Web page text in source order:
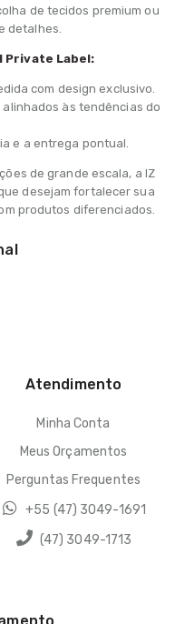
de tecidos premium ou
detalhes.
Private Label:
com design exclusivo.
às tendências do
e a entrega pontual.
de grande escala, a IZ
desejam fortalecer sua
produtos diferenciados.
Atendimento
Minha Conta
Meus Orçamentos
Perguntas Frequentes
+55 (47) 3049-1691
(47) 3049-1713